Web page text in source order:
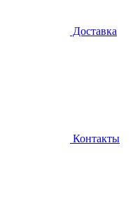
Доставка
Контакты